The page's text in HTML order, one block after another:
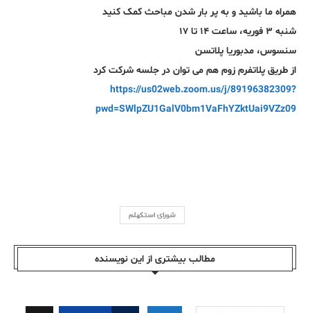
همراه ما باشید و به پر بار شدن مباحث کمک کنید
شنبه ۳ فوریه، ساعت ۱۴ تا ۱۷
سنسوس، مدبوریا پلاتسن
از طریق پلاتفرم زوم هم می توان در جلسه شرکت کرد
https://us02web.zoom.us/j/89196382309?
pwd=SWlpZU1GalV0bm1VaFhYZktUai9VZz09
شورای استکهلم
مطالب بیشتری از این نویسندە